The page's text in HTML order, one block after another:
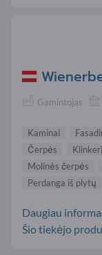
Gamintojas
Kaminai
Čerpės
Molinės čerpės
Perdanga iš plytų
Daugiau
Šio tiekėjo